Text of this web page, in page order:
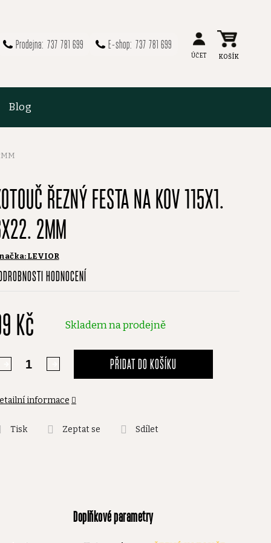
737 781 699
737 781 699
Blog
ŘEZNÝ FESTA NA KOV 115X1.
2MM
HODNOCENÍ
LEVIOR
Kč Skladem na prodejně
PŘIDAT DO KOŠÍKU
informace
Tisk Zeptat se Sdílet
Doplňkové parametry